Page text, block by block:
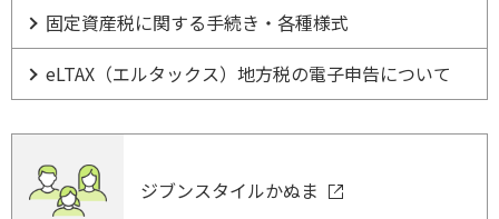
固定資産税に関する手続き・各種様式
eLTAX（エルタックス）地方税の電子申告について
ジブンスタイルかぬま